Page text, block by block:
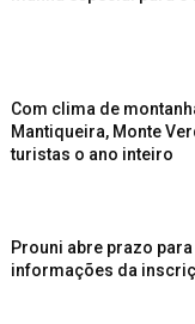
Com clima de
Mantiqueira, Monte
turistas o ano inteiro
Prouni abre prazo
informações da